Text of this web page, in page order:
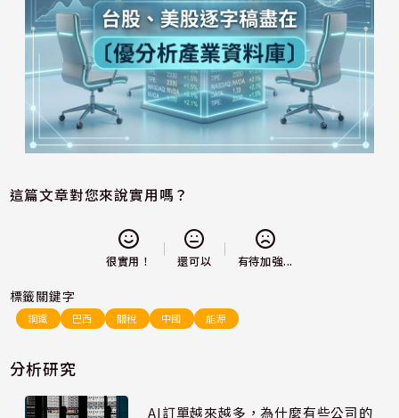
這篇文章對您來說實用嗎？
很實用！ 還可以 有待加強...
標籤關鍵字
鋼鐵 巴西 關稅 中國 能源
分析研究
AI訂單越來越多，為什麼有些公司的